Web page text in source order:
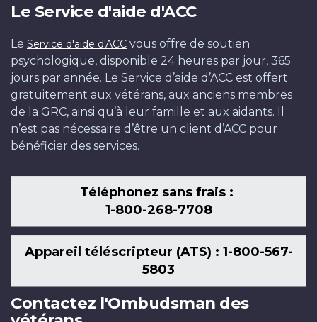
Le Service d'aide d'ACC
Le Service d'aide d'ACC vous offre de soutien
psychologique, disponible 24 heures par jour, 365
jours par année. Le Service d’aide d’ACC est offert
gratuitement aux vétérans, aux anciens membres
de la GRC, ainsi qu’à leur famille et aux aidants. Il
n’est pas nécessaire d’être un client d’ACC pour
bénéficier des services.
Téléphonez sans frais :
1-800-268-7708
Appareil téléscripteur (ATS) : 1-800-567-
5803
Contactez l'Ombudsman des